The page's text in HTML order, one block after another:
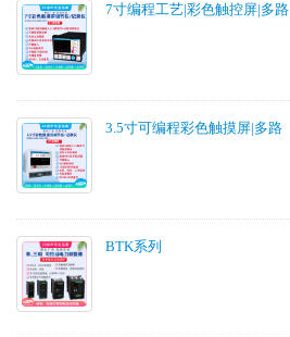
7寸编程工艺|彩色触控屏|多路
3.5寸可编程彩色触摸屏|多路
BTK系列